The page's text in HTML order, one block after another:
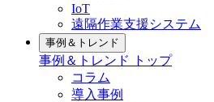
IoT
遠隔作業支援システム
事例＆トレンド
事例＆トレンド トップ
コラム
導入事例